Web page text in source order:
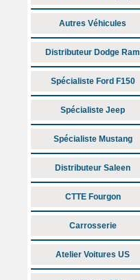
Autres Véhicules
Distributeur Dodge Ram
Spécialiste Ford F150
Spécialiste Jeep
Spécialiste Mustang
Distributeur Saleen
CTTE Fourgon
Carrosserie
Atelier Voitures US